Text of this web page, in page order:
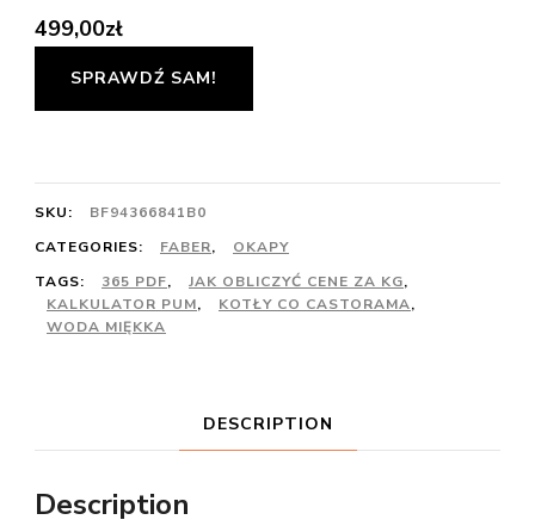
499,00zł
SPRAWDŹ SAM!
SKU:
BF94366841B0
CATEGORIES:
FABER,
OKAPY
TAGS:
365 PDF, JAK OBLICZYĆ CENE ZA KG,
KALKULATOR PUM, KOTŁY CO CASTORAMA,
WODA MIĘKKA
DESCRIPTION
Description